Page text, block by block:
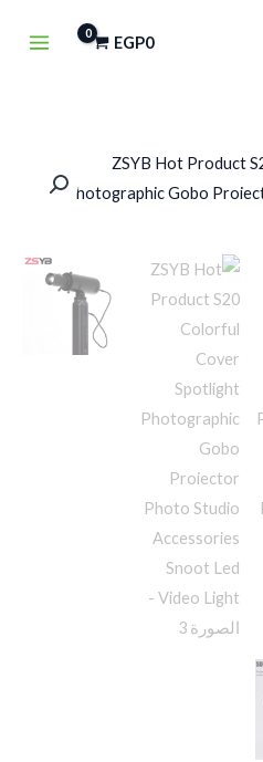
EGP0
السعر
هو:
EGP3,250.